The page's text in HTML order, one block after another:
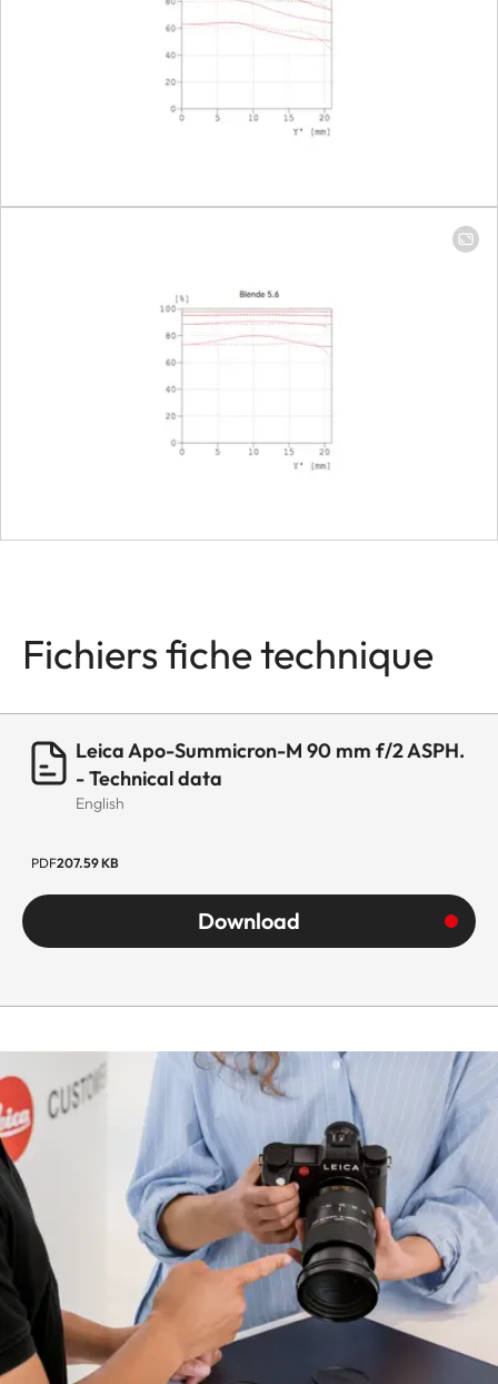
Fichiers fiche technique
Leica Apo-Summicron-M 90 mm f/2 ASPH.
- Technical data
English
PDF207.59 KB
Download